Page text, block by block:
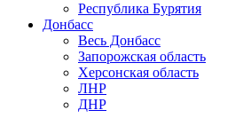
Республика Бурятия
Донбасс
Весь Донбасс
Запорожская область
Херсонская область
ЛНР
ДНР